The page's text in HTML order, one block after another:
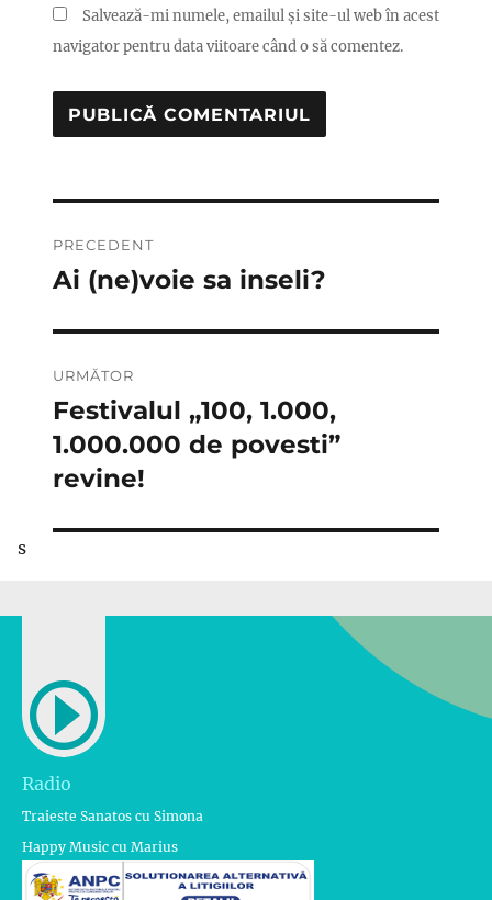
Salvează-mi numele, emailul și site-ul web în acest
navigator pentru data viitoare când o să comentez.
în
PRECEDENT
Articolul
Ai (ne)voie sa inseli?
URMĂTOR
Articolul
următor:
Festivalul „100, 1.000,
1.000.000 de povesti”
revine!
s
Radio
Traieste Sanatos cu Simona
Happy Music cu Marius